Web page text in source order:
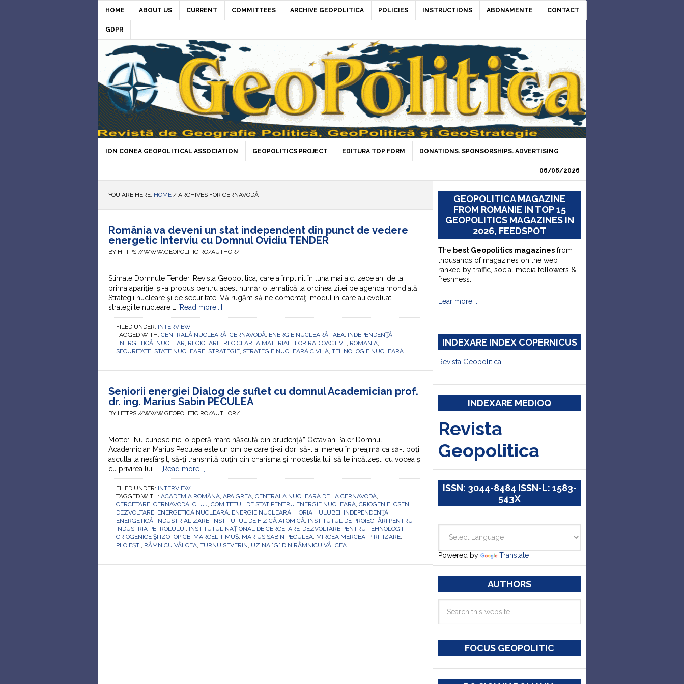
HOME ABOUT US CURRENT COMMITTEES ARCHIVE GEOPOLITICA POLICIES INSTRUCTIONS ABONAMENTE CONTACT
GDPR
ION CONEA GEOPOLITICAL ASSOCIATION GEOPOLITICS PROJECT EDITURA TOP FORM DONATIONS. SPONSORSHIPS. ADVERTISING
06/08/2026
YOU ARE HERE: HOME / ARCHIVES FOR CERNAVODĂ
România va deveni un stat independent din punct de vedere
energetic Interviu cu Domnul Ovidiu TENDER
BY HTTPS://WWW.GEOPOLITIC.RO/AUTHOR/
Stimate Domnule Tender, Revista Geopolitica, care a împlinit în luna mai a.c. zece ani de la
prima apariţie, şi-a propus pentru acest număr o tematică la ordinea zilei pe agenda mondială:
Strategii nucleare şi de securitate. Vă rugăm să ne comentaţi modul în care au evoluat
strategiile nucleare …
[Read more...]
FILED UNDER: INTERVIEW
TAGGED WITH: CENTRALĂ NUCLEARĂ, CERNAVODĂ, ENERGIE NUCLEARĂ, IAEA, INDEPENDENŢĂ
ENERGETICĂ, NUCLEAR, RECICLARE, RECICLAREA MATERIALELOR RADIOACTIVE, ROMANIA,
SECURITATE, STATE NUCLEARE, STRATEGIE, STRATEGIE NUCLEARĂ CIVILĂ, TEHNOLOGIE NUCLEARĂ
Seniorii energiei Dialog de suflet cu domnul Academician prof.
dr. ing. Marius Sabin PECULEA
BY HTTPS://WWW.GEOPOLITIC.RO/AUTHOR/
Motto: ”Nu cunosc nici o operă mare născută din prudenţă” Octavian Paler Domnul
Academician Marius Peculea este un om pe care ţi-ai dori să-l ai mereu în preajmă ca să-l poţi
asculta la nesfârşit, să-ţi transmită puţin din charisma şi modestia lui, să te încălzeşti cu vocea şi
cu privirea lui, …
[Read more...]
FILED UNDER: INTERVIEW
TAGGED WITH: ACADEMIA ROMÂNĂ, APA GREA, CENTRALA NUCLEARĂ DE LA CERNAVODĂ,
CERCETARE, CERNAVODĂ, CLUJ, COMITETUL DE STAT PENTRU ENERGIE NUCLEARĂ, CRIOGENIE, CSEN,
DEZVOLTARE, ENERGETICĂ NUCLEARĂ, ENERGIE NUCLEARĂ, HORIA HULUBEI, INDEPENDENŢĂ
ENERGETICĂ, INDUSTRIALIZARE, INSTITUTUL DE FIZICĂ ATOMICĂ, INSTITUTUL DE PROIECTĂRI PENTRU
INDUSTRIA PETROLULUI, INSTITUTUL NAŢIONAL DE CERCETARE-DEZVOLTARE PENTRU TEHNOLOGII
CRIOGENICE ŞI IZOTOPICE, MARCEL TIMUȘ, MARIUS SABIN PECULEA, MIRCEA MERCEA, PIRITIZARE,
PLOIEȘTI, RÂMNICU VÂLCEA, TURNU SEVERIN, UZINA ”G” DIN RÂMNICU VÂLCEA
GEOPOLITICA MAGAZINE
FROM ROMANIE IN TOP 15
GEOPOLITICS MAGAZINES IN
2026, FEEDSPOT
The best Geopolitics magazines from
thousands of magazines on the web
ranked by traffic, social media followers &
freshness.
Lear more….
INDEXARE INDEX COPERNICUS
Revista Geopolitica
INDEXARE MEDIOQ
Revista
Geopolitica
ISSN: 3044-8484 ISSN-L: 1583-
543X
Powered by Translate
AUTHORS
FOCUS GEOPOLITIC